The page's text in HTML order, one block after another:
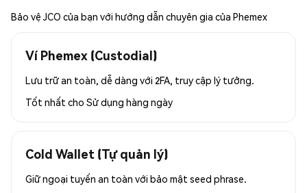
Bảo vệ JCO của bạn với hướng dẫn chuyên gia của Phemex
Ví Phemex (Custodial)
Lưu trữ an toàn, dễ dàng với 2FA, truy cập lý tưởng.
Tốt nhất cho Sử dụng hàng ngày
Cold Wallet (Tự quản lý)
Giữ ngoại tuyến an toàn với bảo mật seed phrase.